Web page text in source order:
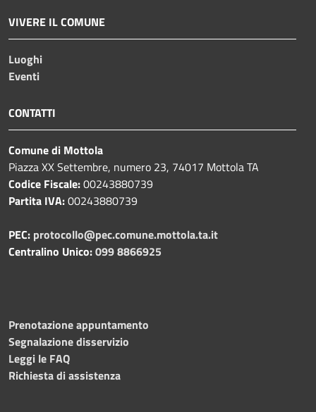
VIVERE IL COMUNE
Luoghi
Eventi
CONTATTI
Comune di Mottola
Piazza XX Settembre, numero 23, 74017 Mottola TA
Codice Fiscale:00243880739
Partita IVA:00243880739
PEC: protocollo@pec.comune.mottola.ta.it
Centralino Unico:099 8866925
Prenotazione appuntamento
Segnalazione disservizio
Leggi le FAQ
Richiesta di assistenza